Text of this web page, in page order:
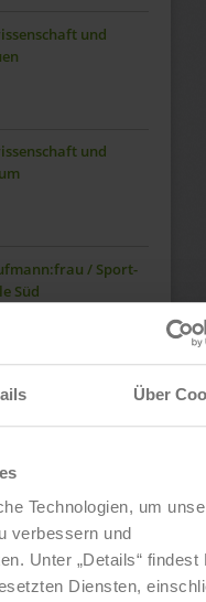
Über
Technologien, um
verbessern und
Unter „Details“ findest
Diensten,
und
und
/ Sport-
Süd
und
und